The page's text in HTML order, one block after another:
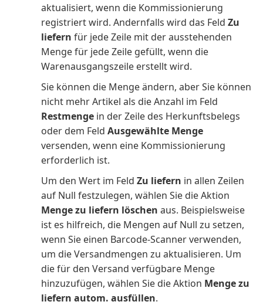
aktualisiert, wenn die Kommissionierung
registriert wird. Andernfalls wird das Feld Zu
liefern für jede Zeile mit der ausstehenden
Menge für jede Zeile gefüllt, wenn die
Warenausgangszeile erstellt wird.
Sie können die Menge ändern, aber Sie können
nicht mehr Artikel als die Anzahl im Feld
Restmenge in der Zeile des Herkunftsbelegs
oder dem Feld Ausgewählte Menge
versenden, wenn eine Kommissionierung
erforderlich ist.
Um den Wert im Feld Zu liefern in allen Zeilen
auf Null festzulegen, wählen Sie die Aktion
Menge zu liefern löschen aus. Beispielsweise
ist es hilfreich, die Mengen auf Null zu setzen,
wenn Sie einen Barcode-Scanner verwenden,
um die Versandmengen zu aktualisieren. Um
die für den Versand verfügbare Menge
hinzuzufügen, wählen Sie die Aktion Menge zu
liefern autom. ausfüllen.